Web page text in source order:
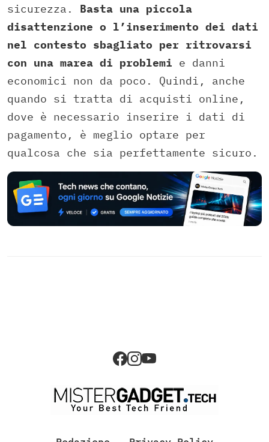
sicurezza. Basta una piccola
disattenzione o l’inserimento dei dati
nel contesto sbagliato per ritrovarsi
con una marea di problemi e danni
economici non da poco. Quindi, anche
quando si tratta di acquisti online,
dove è necessario inserire i dati di
pagamento, è meglio optare per
qualcosa che sia perfettamente sicuro.